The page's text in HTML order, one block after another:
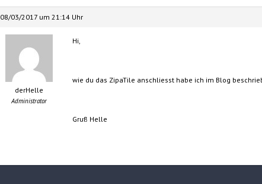
08/03/2017 um 21:14 Uhr
derHelle
Administrator
Hi,
wie du das ZipaTile anschliesst habe ich im Blog
Gruß Helle